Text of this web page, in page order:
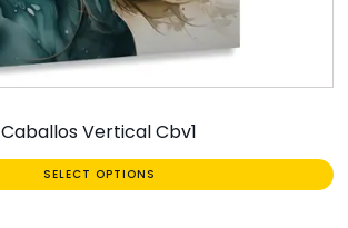
Caballos Vertical Cbv1
SELECT OPTIONS